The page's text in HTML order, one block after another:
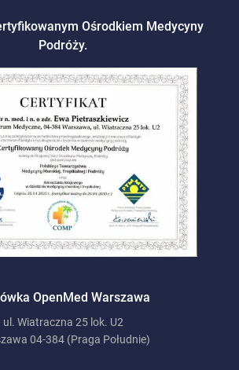
Ośrodkiem Medycyny
Podróży.
OpenMed Warszawa
ul. Wiatraczna 25 lok. U2
04-384 (Praga Południe)